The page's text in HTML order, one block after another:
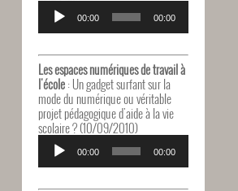
Lecteur
audio
00:00 00:00
Les espaces numériques de travail à
l'école: Un gadget surfant sur la
mode du numérique ou véritable
projet pédagogique d'aide à la vie
scolaire ? (10/09/2010)
Lecteur
audio
00:00 00:00